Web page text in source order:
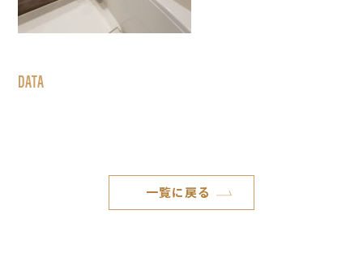
DATA
一覧に戻る